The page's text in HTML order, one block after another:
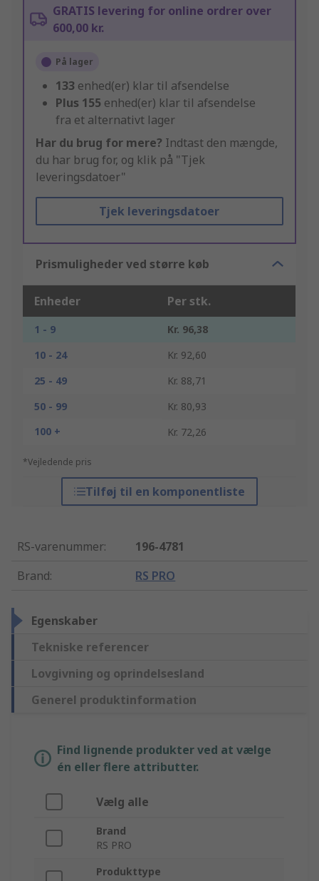
GRATIS levering for online ordrer over
600,00 kr.
På lager
133 enhed(er) klar til afsendelse
Plus 155 enhed(er) klar til afsendelse
fra et alternativt lager
Har du brug for mere? Indtast den mængde,
du har brug for, og klik på "Tjek
leveringsdatoer"
Tjek leveringsdatoer
Prismuligheder ved større køb
Enheder Per stk.
1 - 9
Kr. 96,38
10 - 24
Kr. 92,60
25 - 49
Kr. 88,71
50 - 99
Kr. 80,93
100 +
Kr. 72,26
*Vejledende pris
Tilføj til en komponentliste
RS-varenummer:
196-4781
Brand: RS PRO
Egenskaber
Tekniske referencer
Lovgivning og oprindelsesland
Generel produktinformation
Find lignende produkter ved at vælge
én eller flere attributter.
Vælg alle
Brand
RS PRO
Produkttype